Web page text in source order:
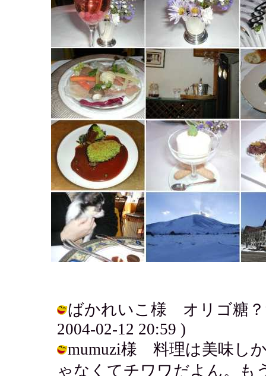
ばかれいこ様 オリゴ糖？
2004-02-12 20:59 )
mumuzi様 料理は美味し
ゃなくてチワワだよん。も